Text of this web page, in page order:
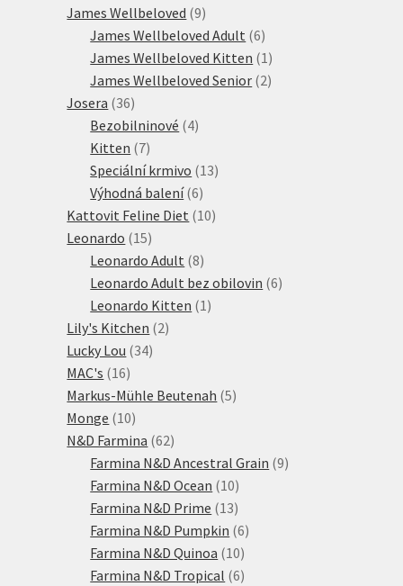
produktů
James Wellbeloved 99
produktů
James Wellbeloved Adult 66
produktů
James Wellbeloved Kitten 1 1
produkt
James Wellbeloved Senior 22
Josera 3636
produktů
Bezobilninové 44
Kitten 77
produktů
Speciální krmivo 1313
Výhodná balení 66
produktů
Kattovit Feline Diet 1010
Leonardo 1515
produktů
Leonardo Adult 88
produktů
Leonardo Adult bez obilovin 66
Leonardo Kitten 1 1
Lily's Kitchen 22
Lucky Lou 3434
MAC's 1616
produktů
Markus-Mühle Beutenah 55
Monge 1010
produktů
N&D Farmina 6262
produktů
Farmina N&D Ancestral Grain 99
Farmina N&D Ocean 1010
produktů
Farmina N&D Prime 1313
produktů
Farmina N&D Pumpkin 66
Farmina N&D Quinoa 1010
produktů
Farmina N&D Tropical 66